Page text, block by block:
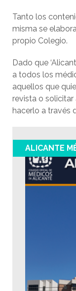
Tanto los
misma se
propio Colegio.
Dado que
a todos los
aquellos que
revista o solicitar
hacerlo a través
ALICANTE